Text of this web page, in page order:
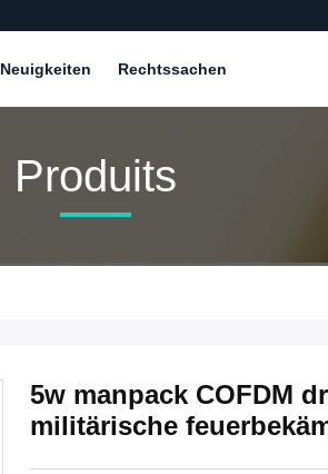
Neuigkeiten Rechtssachen
Produits
5w manpack COFDM
militärische